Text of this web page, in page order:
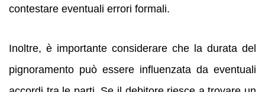
contestare eventuali errori formali.
Inoltre, è importante considerare che la durata del
pignoramento può essere influenzata da eventuali